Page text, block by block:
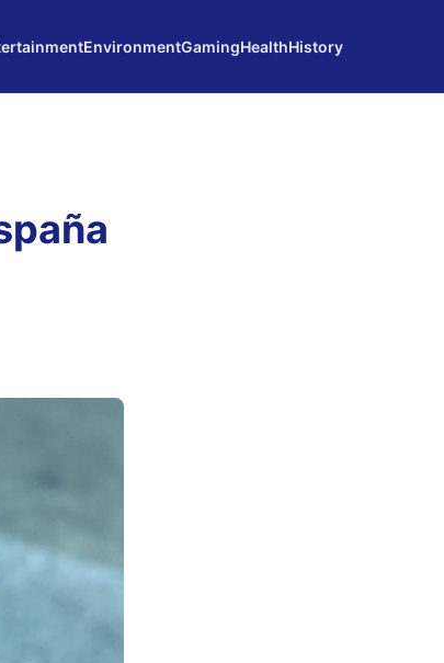
EnvironmentGamingHealthHistory